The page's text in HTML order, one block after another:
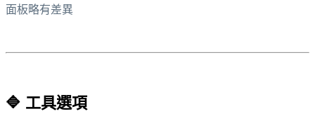
面板略有差異
🔷 工具選項